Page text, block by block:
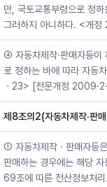
만, 국토교통부령으로 정
그러하지 아니하다. <개
④ 자동차제작·판매자등이
로 정하는 바에 따라 자동
ㆍ23> [전문개정
제8조의2(자동차제작·판
① 자동차제작ㆍ판매자등
판매하는 경우에는 해당
69조에 따른 전산정보처